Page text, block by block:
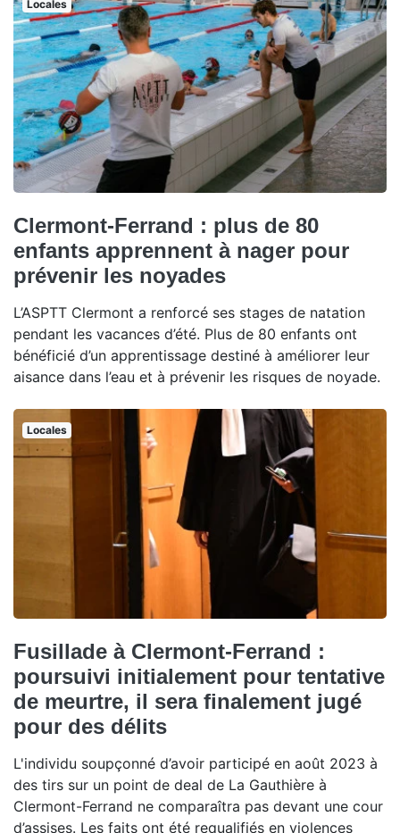
Locales
Clermont-Ferrand : plus de 80
enfants apprennent à nager pour
prévenir les noyades
L’ASPTT Clermont a renforcé ses stages de natation
pendant les vacances d’été. Plus de 80 enfants ont
bénéficié d’un apprentissage destiné à améliorer leur
aisance dans l’eau et à prévenir les risques de noyade.
Locales
Fusillade à Clermont-Ferrand :
poursuivi initialement pour tentative
de meurtre, il sera finalement jugé
pour des délits
L'individu soupçonné d’avoir participé en août 2023 à
des tirs sur un point de deal de La Gauthière à
Clermont-Ferrand ne comparaîtra pas devant une cour
d’assises. Les faits ont été requalifiés en violences